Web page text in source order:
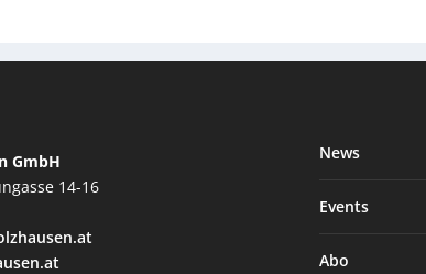
GmbH
14-16
News
Events
Abo